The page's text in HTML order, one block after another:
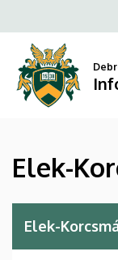
Berta
Kar
a
tartalomra
Elek-
Elek-